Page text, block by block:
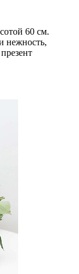
60 см.
нежность,